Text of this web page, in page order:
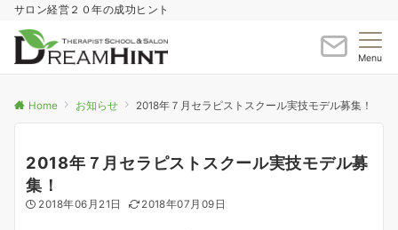
サロン経営２０年の成功ヒント
Menu
Home お知らせ 2018年７月セラピストスクール実技モデル募集！
2018年７月セラピストスクール実技モデル募
集！
2018年06月21日 2018年07月09日